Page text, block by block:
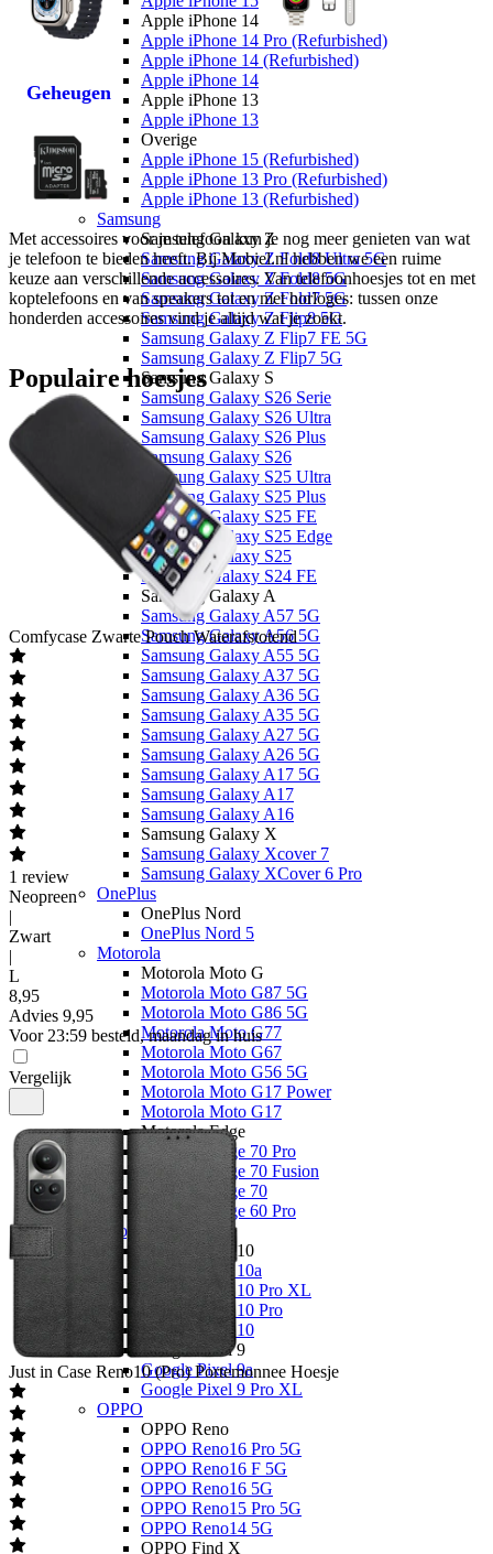
Apple iPhone 14
Apple iPhone 14 Pro (Refurbished)
Apple iPhone 14 (Refurbished)
Apple iPhone 14
Apple iPhone 13
Apple iPhone 13
Overige
Apple iPhone 15 (Refurbished)
Apple iPhone 13 Pro (Refurbished)
Apple iPhone 13 (Refurbished)
Samsung
Samsung Galaxy Z
Samsung Galaxy Z Fold8 Ultra 5G
Samsung Galaxy Z Fold8 5G
Samsung Galaxy Z Fold7 5G
Samsung Galaxy Z Flip8 5G
Samsung Galaxy Z Flip7 FE 5G
Samsung Galaxy Z Flip7 5G
Samsung Galaxy S
Samsung Galaxy S26 Serie
Samsung Galaxy S26 Ultra
Samsung Galaxy S26 Plus
Samsung Galaxy S26
Samsung Galaxy S25 Ultra
Samsung Galaxy S25 Plus
Samsung Galaxy S25 FE
Samsung Galaxy S25 Edge
Samsung Galaxy S25
Samsung Galaxy S24 FE
Samsung Galaxy A
Samsung Galaxy A57 5G
Samsung Galaxy A56 5G
Samsung Galaxy A55 5G
Samsung Galaxy A37 5G
Samsung Galaxy A36 5G
Samsung Galaxy A35 5G
Samsung Galaxy A27 5G
Samsung Galaxy A26 5G
Samsung Galaxy A17 5G
Samsung Galaxy A17
Samsung Galaxy A16
Samsung Galaxy X
Samsung Galaxy Xcover 7
Samsung Galaxy XCover 6 Pro
OnePlus
OnePlus Nord
OnePlus Nord 5
Motorola
Motorola Moto G
Motorola Moto G87 5G
Motorola Moto G86 5G
Motorola Moto G77
Motorola Moto G67
Motorola Moto G56 5G
Motorola Moto G17 Power
Motorola Moto G17
Motorola Edge
Motorola Edge 70 Pro
Motorola Edge 70 Fusion
Motorola Edge 70
Motorola Edge 60 Pro
Google
Google Pixel 10
Google Pixel 10a
Google Pixel 10 Pro XL
Google Pixel 10 Pro
Google Pixel 10
Google Pixel 9
Google Pixel 9a
Google Pixel 9 Pro XL
OPPO
OPPO Reno
OPPO Reno16 Pro 5G
OPPO Reno16 F 5G
OPPO Reno16 5G
OPPO Reno15 Pro 5G
OPPO Reno14 5G
OPPO Find X
Geheugen
Met accessoires voor je telefoon kun je nog meer genieten van wat
je telefoon te bieden heeft. Bij Mobiel.nl hebben we een ruime
keuze aan verschillende accessoires. Van telefoonhoesjes tot en met
koptelefoons en van speakers tot en met horloges: tussen onze
honderden accessoires vind je altijd wat je zoekt.
Populaire hoesjes
Comfycase Zwarte Pouch Waterafstotend
1 review
Neopreen
|
Zwart
|
L
8,95
Advies 9,95
Voor 23:59 besteld, maandag in huis
Vergelijk
Just in Case Reno10 (Pro) Portemonnee Hoesje